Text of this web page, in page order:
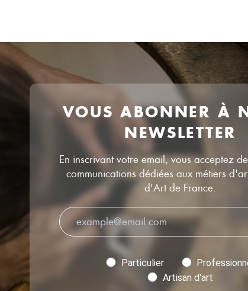
VOUS ABONNER À
NEWSLETTER
En inscrivant votre email, vous acceptez
communications dédiées aux métiers
d'Art de France.
Particulier
Artisan d'art